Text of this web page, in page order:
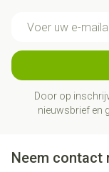
Door op
nieuwsbrief en
Neem contact